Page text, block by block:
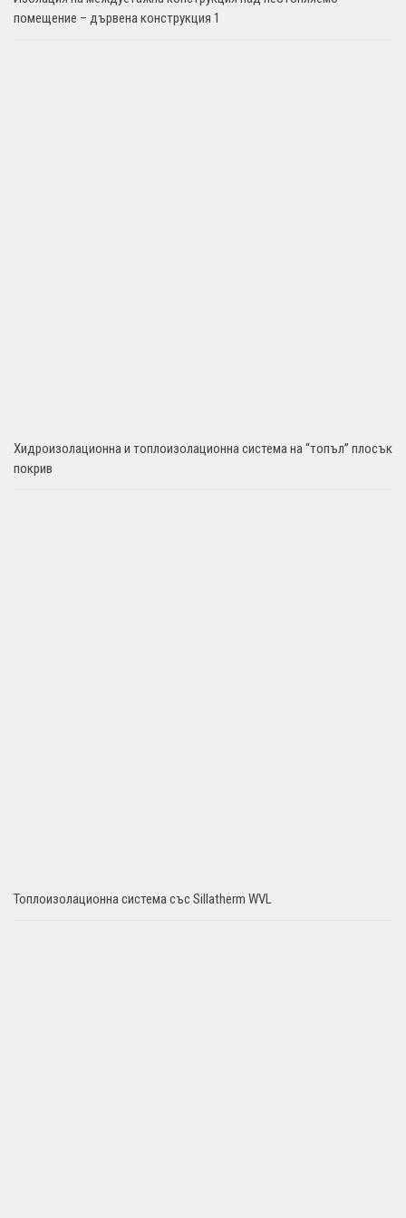
помещение – дървена конструкция 1
Хидроизолационна и топлоизолационна система на “топъл” плосък
покрив
Топлоизолационна система със Sillatherm WVL